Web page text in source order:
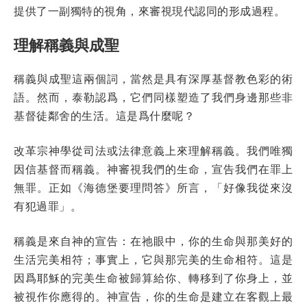
提供了一副獨特的視角，來審視現代認同的形成過程。
理解稱義與成聖
稱義與成聖這兩個詞，當然是具有深厚基督教色彩的術
語。然而，泰勒認爲，它們同樣塑造了我們身邊那些非
基督徒鄰舍的生活。這是爲什麼呢？
改革宗神學從司法或法律意義上來理解稱義。我們唯獨
因信基督而稱義。神審視我們的生命，宣告我們在罪上
無罪。正如《海德堡要理問答》所言，「好像我從來沒
有犯過罪」。
稱義是來自神的宣告：在祂眼中，你的生命與那美好的
生活完美相符；事實上，它與那完美的生命相符。這是
因爲耶穌的完美生命被歸算給你、轉移到了你身上，並
被視作你應得的。神宣告，你的生命是建立在客觀上最